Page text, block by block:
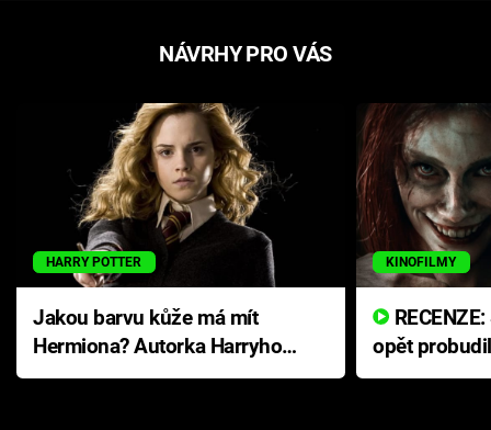
NÁVRHY PRO VÁS
HARRY POTTER
Jakou barvu kůže má mít
Hermiona? Autorka Harryho
Pottera přišla s ráznou
KINOFILMY
opět
přichází s